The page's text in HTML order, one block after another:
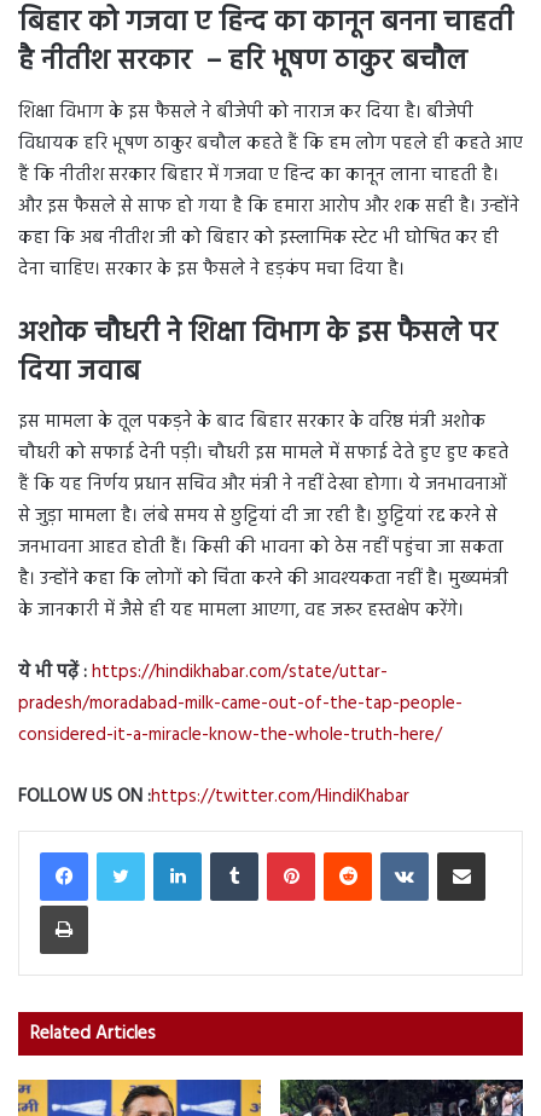
बिहार को गजवा ए हिन्द का कानून बनना चाहती
है नीतीश सरकार – हरि भूषण ठाकुर बचौल
शिक्षा विभाग के इस फैसले ने बीजेपी को नाराज कर दिया है। बीजेपी
विधायक हरि भूषण ठाकुर बचौल कहते हैं कि हम लोग पहले ही कहते आए
हैं कि नीतीश सरकार बिहार में गजवा ए हिन्द का कानून लाना चाहती है।
और इस फैसले से साफ हो गया है कि हमारा आरोप और शक सही है। उन्होंने
कहा कि अब नीतीश जी को बिहार को इस्लामिक स्टेट भी घोषित कर ही
देना चाहिए। सरकार के इस फैसले ने हड़कंप मचा दिया है।
अशोक चौधरी ने शिक्षा विभाग के इस फैसले पर
दिया जवाब
इस मामला के तूल पकड़ने के बाद बिहार सरकार के वरिष्ठ मंत्री अशोक
चौधरी को सफाई देनी पड़ी। चौधरी इस मामले में सफाई देते हुए हुए कहते
हैं कि यह निर्णय प्रधान सचिव और मंत्री ने नहीं देखा होगा। ये जनभावनाओं
से जुड़ा मामला है। लंबे समय से छुट्टियां दी जा रही है। छुट्टियां रद्द करने से
जनभावना आहत होती हैं। किसी की भावना को ठेस नहीं पहुंचा जा सकता
है। उन्होंने कहा कि लोगों को चिंता करने की आवश्यकता नहीं है। मुख्यमंत्री
के जानकारी में जैसे ही यह मामला आएगा, वह जरूर हस्तक्षेप करेंगे।
ये भी पढ़ें :https://hindikhabar.com/state/uttar-
pradesh/moradabad-milk-came-out-of-the-tap-people-
considered-it-a-miracle-know-the-whole-truth-here/
FOLLOW US ON :https://twitter.com/HindiKhabar
LinkedInTumblr PinterestReddit VKontakteShare via Email
Print
Related Articles